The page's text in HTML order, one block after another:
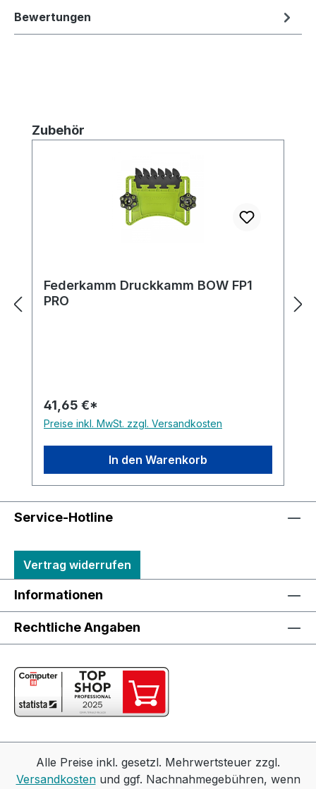
Bewertungen
Produktgalerie überspringen
Zubehör
Federkamm Druckkamm BOW FP1
PRO
41,65 €*
Preise inkl. MwSt. zzgl. Versandkosten
In den Warenkorb
Service-Hotline
Vertrag widerrufen
Informationen
Rechtliche Angaben
Alle Preise inkl. gesetzl. Mehrwertsteuer zzgl.
Versandkostenund ggf. Nachnahmegebühren, wenn